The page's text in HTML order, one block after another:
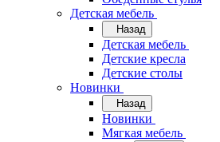
Детская мебель
Назад
Детская мебель
Детские кресла
Детские столы
Новинки
Назад
Новинки
Мягкая мебель